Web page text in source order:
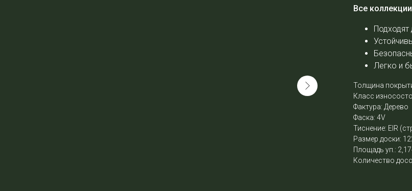
Все
Подходят
Легко и
Толщина
Класс
Фактура: Дерево
Фаска: 4V
Тиснение: EIR
Размер доски:
Площадь уп.:
Количество